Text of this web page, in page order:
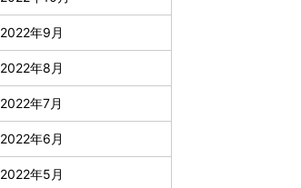
2022年9月
2022年8月
2022年7月
2022年6月
2022年5月